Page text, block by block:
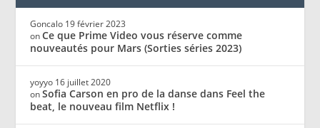
Goncalo 19 février 2023
onCe que Prime Video vous réserve comme
nouveautés pour Mars (Sorties séries 2023)
yoyyo 16 juillet 2020
onSofia Carson en pro de la danse dans Feel the
beat, le nouveau film Netflix !